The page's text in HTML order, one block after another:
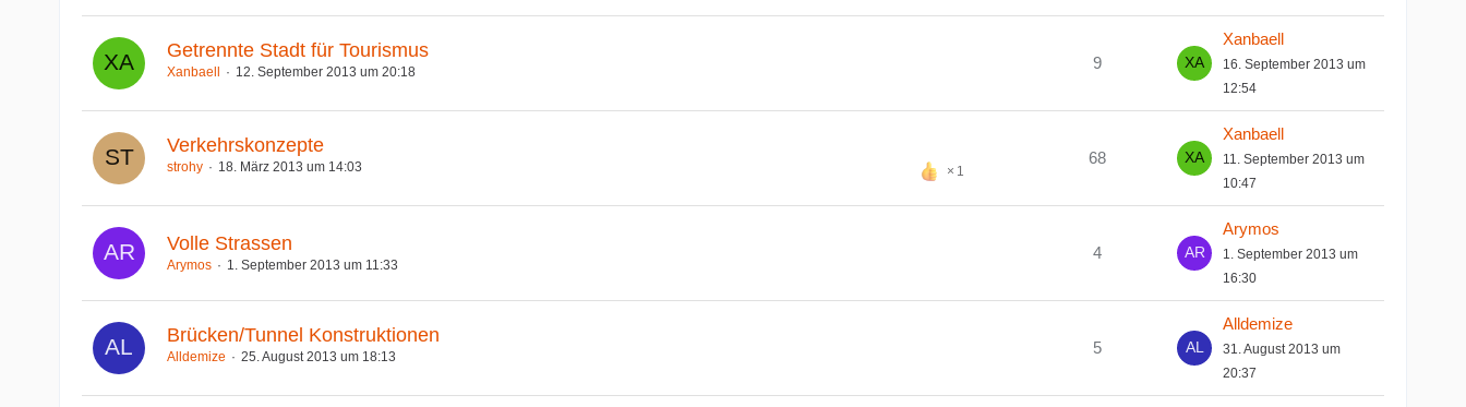
Getrennte Stadt für Tourismus
Xanbaell 12. September 2013 um 20:18
9
Xanbaell
16. September 2013 um
12:54
Verkehrskonzepte
1
strohy 18. März 2013 um 14:03
68
Xanbaell
11. September 2013 um
10:47
Volle Strassen
Arymos 1. September 2013 um 11:33
4
Arymos
1. September 2013 um
16:30
Brücken/Tunnel Konstruktionen
Alldemize 25. August 2013 um 18:13
5
Alldemize
31. August 2013 um
20:37